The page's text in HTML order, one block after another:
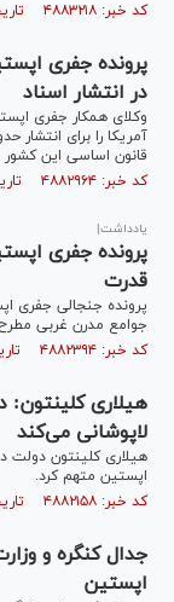
کد خبر: ۴۸۸۳۲۱۸ تاریخ انتشار : ۱۴۰۴/۱۲/۰۴
پرونده جفری
در انتشار اسناد
وکلای همکار جفری
قانون اساسی این
کد خبر: ۴۸۸۲۹۶۴ تاریخ انتشار : ۱۴۰۴/۱۲/۰۳
یادداشت|
پرونده جفری
قدرت
پرونده جنجالی جفری
جوامع مدرن غربی
کد خبر: ۴۸۸۲۳۹۴ تاریخ انتشار : ۱۴۰۴/۱۲/۰۲
هیلاری کلینتون:
لاپوشانی می‌کند
هیلاری کلینتون دولت
اپستین متهم کرد.
کد خبر: ۴۸۸۲۱۵۸ تاریخ انتشار : ۱۴۰۴/۱۱/۲۸
جدال کنگره و
اپستین